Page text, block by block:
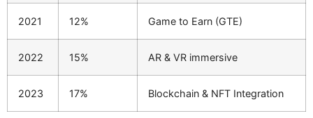
2021 12% Game to Earn (GTE)
2022 15% AR & VR immersive
2023 17% Blockchain & NFT Integration